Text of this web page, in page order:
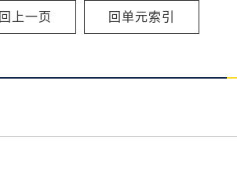
回上一页 回单元索引